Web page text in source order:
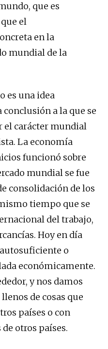
que es
el
en la
mundial de la
es una idea
a la que se
el carácter mundial
La economía
funcionó sobre
mundial se fue
consolidación de los
tiempo que se
del trabajo,
Hoy en día
o
económicamente.
y nos damos
de cosas que
países o con
otros países.